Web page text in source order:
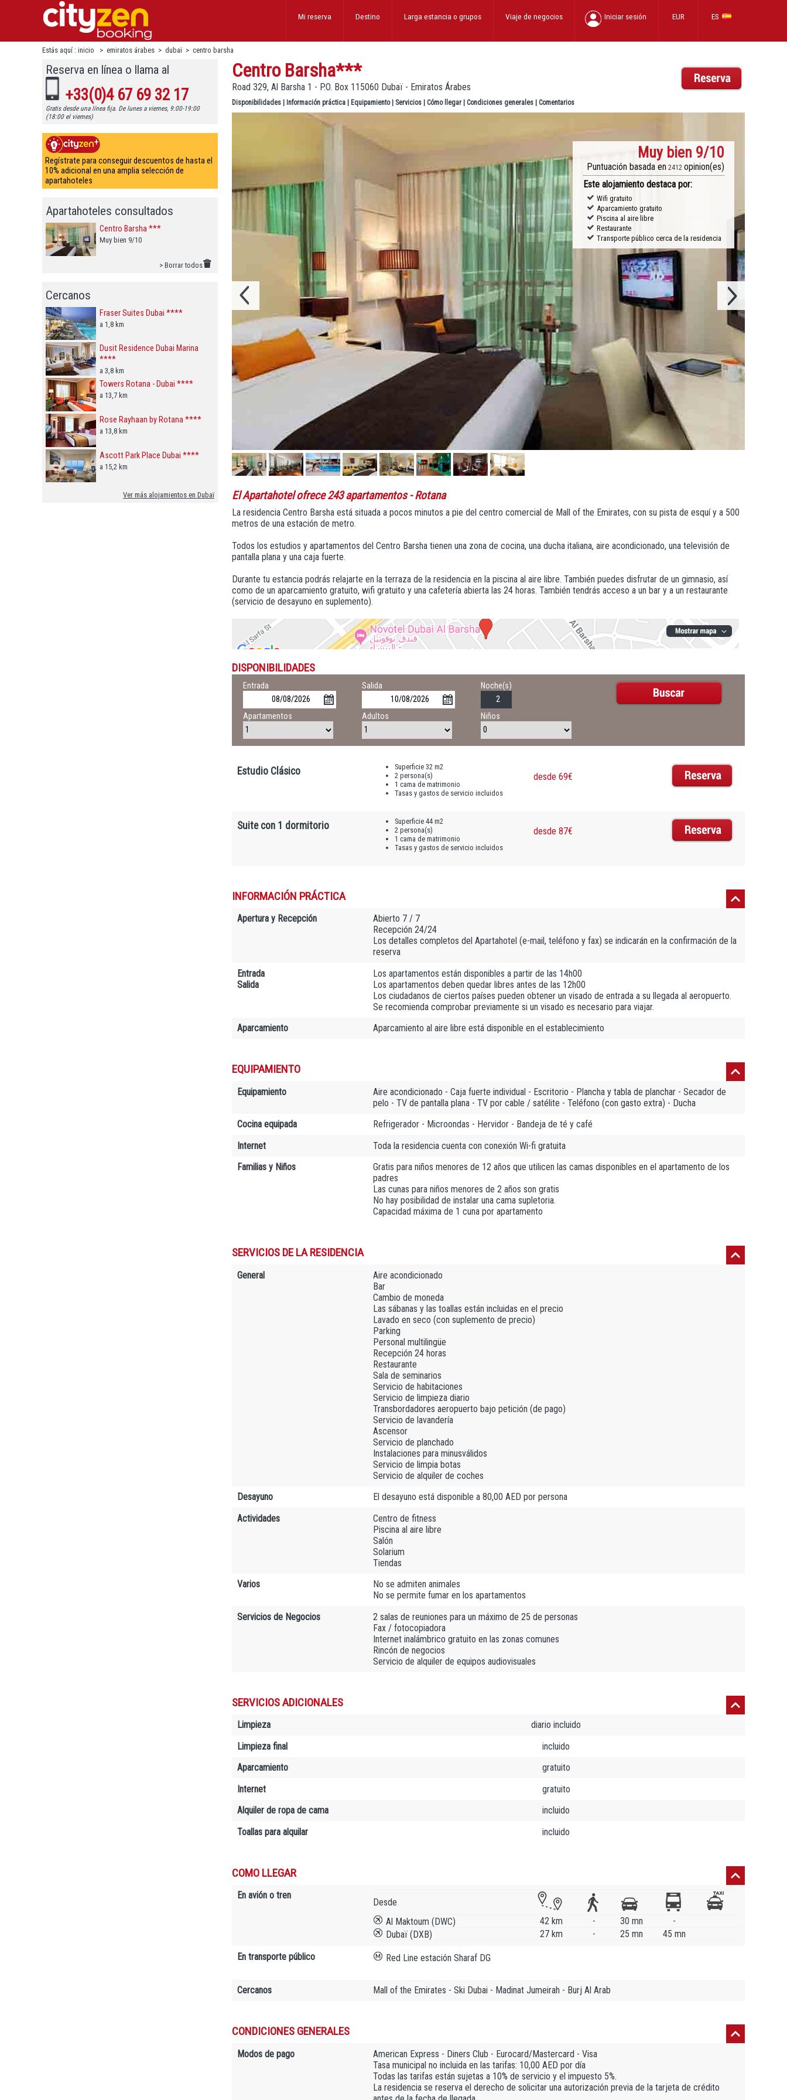
ES
EUR
Iniciar sesión
Viaje de negocios
Larga estancia o grupos
Destino
Mi reserva
Estás aquí : inicio > emiratos árabes > dubaï> centro barsha
Reserva en línea o llama al
+33(0)4 67 69 32 17
Gratis desde una línea fija. De lunes a viernes, 9:00-19:00
(18:00 el viernes)
Regístrate para conseguir descuentos de hasta el
10% adicional en una amplia selección de
apartahoteles
Apartahoteles consultados
Centro Barsha ***
Muy bien 9/10
> Borrar todos
Cercanos
Fraser Suites Dubai ****
a 1,8 km
Dusit Residence Dubai Marina
****
a 3,8 km
Towers Rotana - Dubai ****
a 13,7 km
Rose Rayhaan by Rotana ****
a 13,8 km
Ascott Park Place Dubai ****
a 15,2 km
Ver más alojamientos en Dubaï
Centro Barsha***
Road 329, Al Barsha 1 - P.O. Box 115060 Dubaï - Emiratos Árabes
Disponibilidades Información práctica Equipamiento| Servicios Cómo llegar Condiciones generales Comentarios
Muy bien 9/10
Puntuación basada en 2412 opinion(es)
Este alojamiento destaca por:
Wifi gratuito
Aparcamiento gratuito
Piscina al aire libre
Restaurante
Transporte público cerca de la residencia
El Apartahotel ofrece 243 apartamentos- Rotana
La residencia Centro Barsha está situada a pocos minutos a pie del centro comercial de Mall of the Emirates, con su pista de esquí y a 500
metros de una estación de metro.
Todos los estudios y apartamentos del Centro Barsha tienen una zona de cocina, una ducha italiana, aire acondicionado, una televisión de
pantalla plana y una caja fuerte.
Durante tu estancia podrás relajarte en la terraza de la residencia en la piscina al aire libre. También puedes disfrutar de un gimnasio, así
como de un aparcamiento gratuito, wifi gratuito y una cafetería abierta las 24 horas. También tendrás acceso a un bar y a un restaurante
(servicio de desayuno en suplemento).
DISPONIBILIDADES
Entrada Salida Noche(s)
Apartamentos Adultos Niños
Estudio Clásico
Superficie 32 m2
2 persona(s)
1 cama de matrimonio
Tasas y gastos de servicio incluidos
desde 69€
Suite con 1 dormitorio
Superficie 44 m2
2 persona(s)
1 cama de matrimonio
Tasas y gastos de servicio incluidos
desde 87€
INFORMACIÓN PRÁCTICA
Apertura y Recepción
Abierto 7 / 7
Recepción 24/24
Los detalles completos del Apartahotel (e-mail, teléfono y fax) se indicarán en la confirmación de la
reserva
Entrada
Salida
Los apartamentos están disponibles a partir de las 14h00
Los apartamentos deben quedar libres antes de las 12h00
Los ciudadanos de ciertos países pueden obtener un visado de entrada a su llegada al aeropuerto.
Se recomienda comprobar previamente si un visado es necesario para viajar.
Aparcamiento
Aparcamiento al aire libre está disponible en el establecimiento
EQUIPAMIENTO
Equipamiento
Aire acondicionado - Caja fuerte individual - Escritorio - Plancha y tabla de planchar - Secador de
pelo - TV de pantalla plana - TV por cable / satélite - Teléfono (con gasto extra) - Ducha
Cocina equipada
Refrigerador - Microondas - Hervidor - Bandeja de té y café
Internet
Toda la residencia cuenta con conexión Wi-fi gratuita
Familias y Niños
Gratis para niños menores de 12 años que utilicen las camas disponibles en el apartamento de los
padres
Las cunas para niños menores de 2 años son gratis
No hay posibilidad de instalar una cama supletoria.
Capacidad máxima de 1 cuna por apartamento
SERVICIOS DE LA RESIDENCIA
General
Aire acondicionado
Bar
Cambio de moneda
Las sábanas y las toallas están incluidas en el precio
Lavado en seco (con suplemento de precio)
Parking
Personal multilingüe
Recepción 24 horas
Restaurante
Sala de seminarios
Servicio de habitaciones
Servicio de limpieza diario
Transbordadores aeropuerto bajo petición (de pago)
Servicio de lavandería
Ascensor
Servicio de planchado
Instalaciones para minusválidos
Servicio de limpia botas
Servicio de alquiler de coches
Desayuno
El desayuno está disponible a 80,00 AED por persona
Actividades
Centro de fitness
Piscina al aire libre
Salón
Solarium
Tiendas
Varios
No se admiten animales
No se permite fumar en los apartamentos
Servicios de Negocios
2 salas de reuniones para un máximo de 25 de personas
Fax / fotocopiadora
Internet inalámbrico gratuito en las zonas comunes
Rincón de negocios
Servicio de alquiler de equipos audiovisuales
SERVICIOS ADICIONALES
Limpieza
diario incluido
Limpieza final
incluido
Aparcamiento
gratuito
Internet
gratuito
Alquiler de ropa de cama
incluido
Toallas para alquilar
incluido
COMO LLEGAR
En avión o tren
Desde
Al Maktoum (DWC)
42 km - 30 mn
-
Dubaï (DXB)
27 km - 25 mn 45 mn
En transporte público Red Line estación Sharaf DG
Cercanos Mall of the Emirates - Ski Dubai - Madinat Jumeirah - Burj Al Arab
CONDICIONES GENERALES
Modos de pago
American Express - Diners Club - Eurocard/Mastercard - Visa
Tasa municipal no incluida en las tarifas: 10,00 AED por día
Todas las tarifas están sujetas a 10% de servicio y el impuesto 5%.
La residencia se reserva el derecho de solicitar una autorización previa de la tarjeta de crédito